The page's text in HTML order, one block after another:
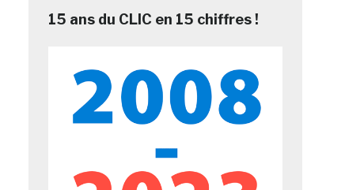
15 ans du CLIC en 15 chiffres !